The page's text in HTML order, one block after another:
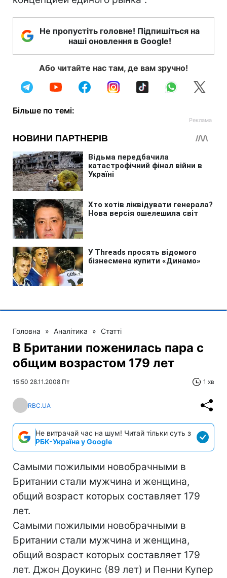
Не пропустіть головне! Підпишіться на
наші оновлення в Google!
Або читайте нас там, де вам зручно!
Більше по темі:
Головна » Аналітика » Статті
В Британии поженилась пара с
общим возрастом 179 лет
15:50 28.11.2008 Пт 1 хв
RBC.UA
Не витрачай час на шум! Читай тільки суть з
РБК-Україна у Google
Самыми пожилыми новобрачными в
Британии стали мужчина и женщина,
общий возраст которых составляет 179
лет.
Самыми пожилыми новобрачными в
Британии стали мужчина и женщина,
общий возраст которых составляет 179
лет. Джон Доукинс (89 лет) и Пенни Купер